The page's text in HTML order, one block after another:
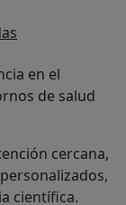
en el
de salud
cercana,
científica.